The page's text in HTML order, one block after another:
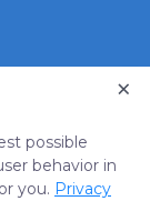
possible
behavior in
you. Privacy
×